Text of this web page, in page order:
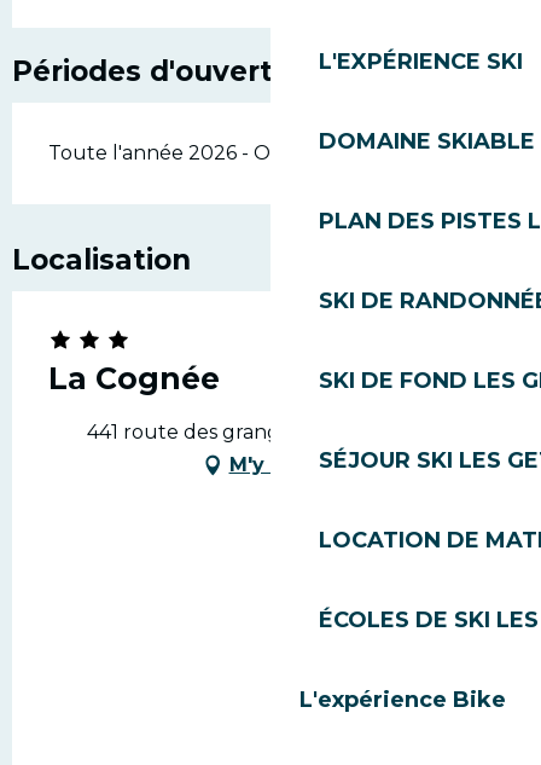
L'EXPÉRIENCE SKI
DOMAINE SKIABLE
PLAN DES PISTES
SKI DE
SKI DE FOND LES
SÉJOUR SKI LES
LOCATION DE
ÉCOLES DE SKI
L'expérience Bike
Périodes d'ouverture
Toute l'année 2026 - Ouvert tous les jours
Localisation
La Cognée
441 route des granges, 74260 Les Gets
M'y rendre